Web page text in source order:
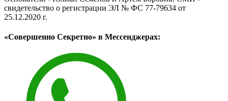
свидетельство о регистрации ЭЛ № ФС 77-79634 от
25.12.2020 г.
«Совершенно Секретно» в Мессенджерах: